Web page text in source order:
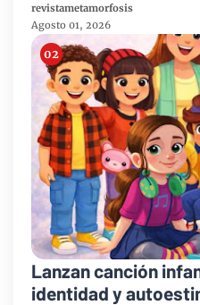
revistametamorfosis
Agosto 01, 2026
Lanzan canción
identidad y